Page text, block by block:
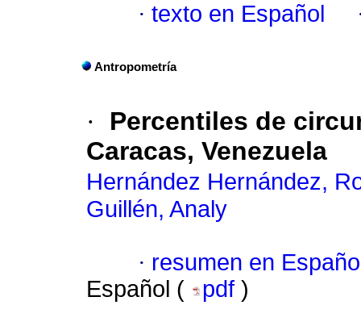
· texto en Español
Antropometría
·
Percentiles de
Caracas, Venezuela
Hernández Hernández,
Guillén, Analy
· resumen en
Español (
pdf )